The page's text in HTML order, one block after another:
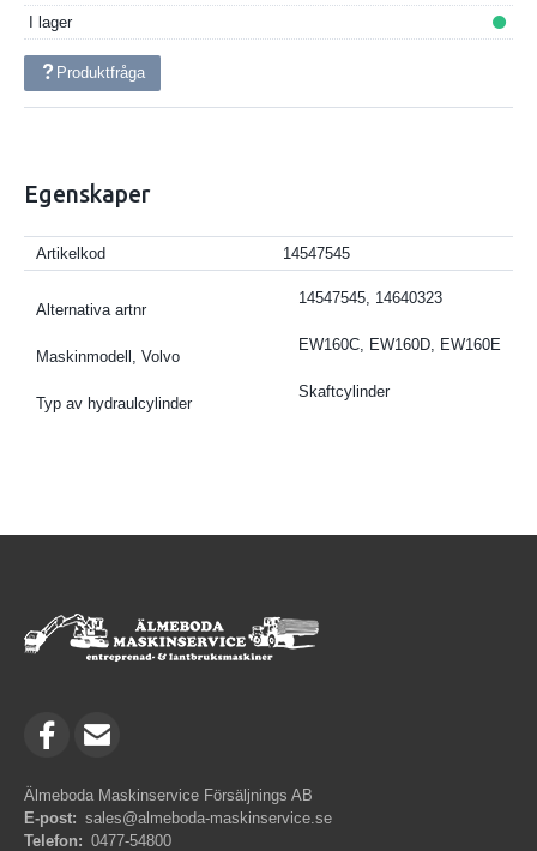
I lager
Produktfråga
Egenskaper
Artikelkod 14547545
Alternativa artnr
14547545, 14640323
Maskinmodell, Volvo
EW160C, EW160D, EW160E
Typ av hydraulcylinder
Skaftcylinder
Älmeboda Maskinservice Försäljnings AB
E-post: sales@almeboda-maskinservice.se
Telefon: 0477-54800